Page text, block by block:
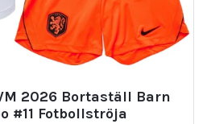
2026 Bortaställ Barn
#11 Fotbollströja